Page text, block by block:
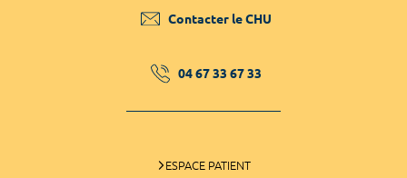
Contacter le CHU
04 67 33 67 33
ESPACE PATIENT